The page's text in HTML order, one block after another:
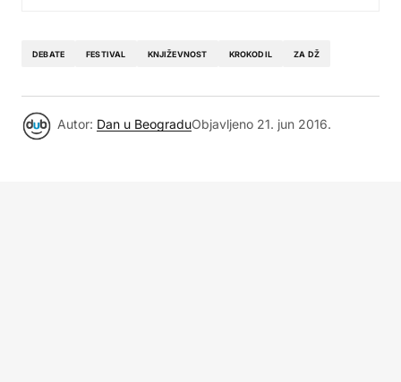
DEBATE FESTIVAL KNJIŽEVNOST KROKODIL ZA DŽ
Autor: Dan u BeograduObjavljeno 21. jun 2016.